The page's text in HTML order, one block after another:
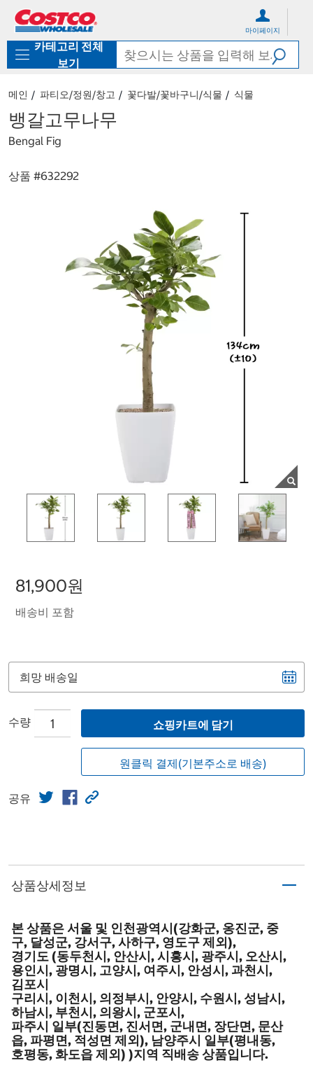
로
기
가
마이페이지
카테고리 전체
보기
메인 파티오/정원/창고 꽃다발/꽃바구니/식물 식물
뱅갈고무나무
Bengal Fig
상품 #632292
81,900원
배송비 포함
희망 배송일
수량 쇼핑카트에 담기
원클릭 결제(기본주소로 배송)
공유
상품상세정보
본 상품은 서울 및 인천광역시(강화군, 옹진군, 중
구, 달성군, 강서구, 사하구, 영도구 제외),
경기도 (동두천시, 안산시, 시흥시, 광주시, 오산시,
용인시, 광명시, 고양시, 여주시, 안성시, 과천시,
김포시
구리시, 이천시, 의정부시, 안양시, 수원시, 성남시,
하남시, 부천시, 의왕시, 군포시,
파주시 일부(진동면, 진서면, 군내면, 장단면, 문산
읍, 파평면, 적성면 제외), 남양주시 일부(평내동,
호평동, 화도읍 제외) )지역 직배송 상품입니다.